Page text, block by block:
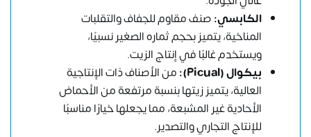
الكابسي:صنف مقاوم للجفاف والتقلبات
المناخية، يتميز بحجم ثماره الصغير نسبيًا،
ويستخدم غالبًا في إنتاج الزيت.
بيكوال(Picual)
:من الأصناف ذات الإنتاجية
العالية، يتميز زيتها بنسبة مرتفعة من الأحماض
الأحادية غير المشبعة، مما يجعلها خيارًا مناسبًا
للإنتاج التجاري والتصدير.